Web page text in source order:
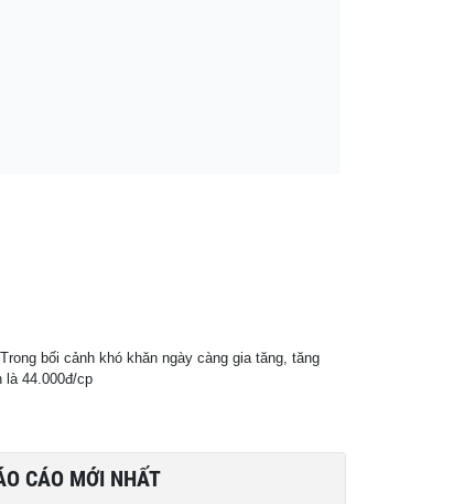
bối cảnh khó khăn ngày càng gia tăng, tăng
là 44.000đ/cp
CÁO MỚI NHẤT